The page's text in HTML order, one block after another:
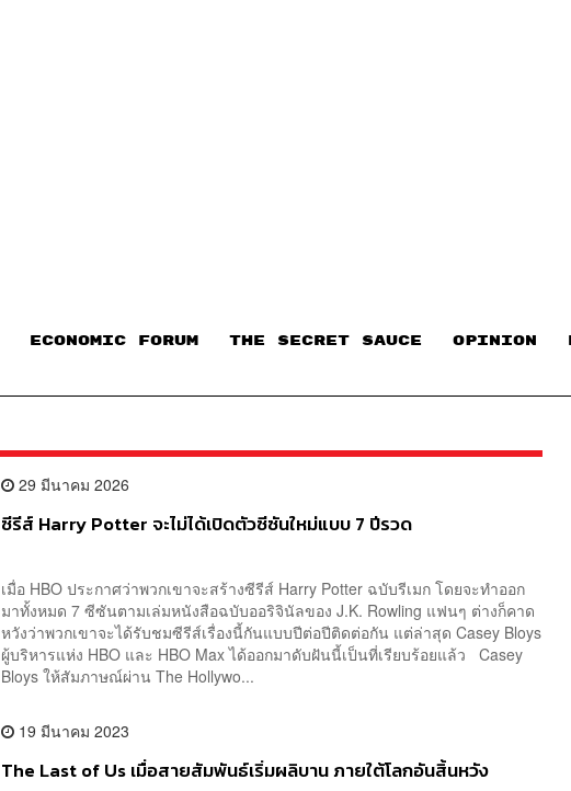
ECONOMIC FORUM THE SECRET SAUCE​ OPINION
29 มีนาคม 2026
ซีรีส์ Harry Potter จะไม่ได้เปิดตัวซีซันใหม่แบบ 7 ปีรวด
เมื่อ HBO ประกาศว่าพวกเขาจะสร้างซีรีส์ Harry Potter ฉบับรีเมก โดยจะทำออก
มาทั้งหมด 7 ซีซันตามเล่มหนังสือฉบับออริจินัลของ J.K. Rowling แฟนๆ ต่างก็คาด
หวังว่าพวกเขาจะได้รับชมซีรีส์เรื่องนี้กันแบบปีต่อปีติดต่อกัน แต่ล่าสุด Casey Bloys
ผู้บริหารแห่ง HBO และ HBO Max ได้ออกมาดับฝันนี้เป็นที่เรียบร้อยแล้ว Casey
Bloys ให้สัมภาษณ์ผ่าน The Hollywo...
19 มีนาคม 2023
The Last of Us เมื่อสายสัมพันธ์เริ่มผลิบาน ภายใต้โลกอันสิ้นหวัง